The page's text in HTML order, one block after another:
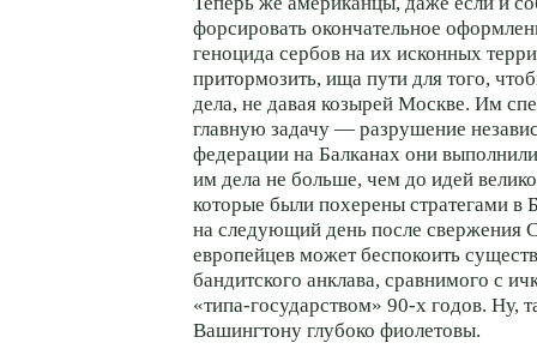
форсировать окончательное
геноцида сербов на их исконных
притормозить, ища пути для того,
дела, не давая козырей Москве. Им
главную задачу — разрушение
федерации на Балканах они
им дела не больше, чем до идей
которые были похерены стратегами в
на следующий день после свержения
европейцев может беспокоить
бандитского анклава, сравнимого с
«типа-государством» 90-х годов. Ну,
Вашингтону глубоко фиолетовы.